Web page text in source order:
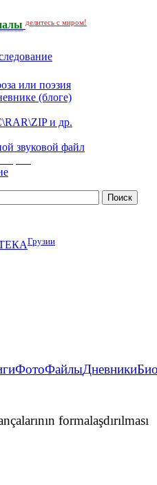
делитесь с миром!
или поэзия
(блоге)
и др.
звуковой файл
Грузии
ФотоФайлыДневники
formalaşdırılması